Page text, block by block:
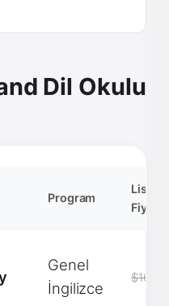
Dil Okulu
Program
Liste
Fiyatı
Genel
İngilizce
$1600